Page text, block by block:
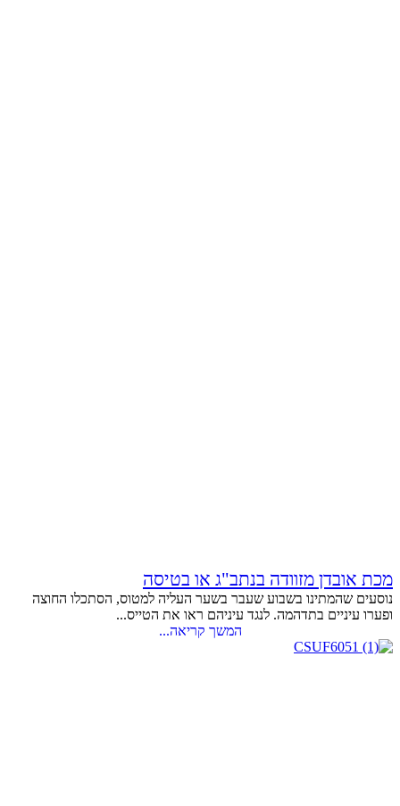
מכת אובדן מזוודה בנתב"ג או בטיסה
נוסעים שהמתינו בשבוע שעבר בשער העליה למטוס, הסתכלו החוצה
ופערו עיניים בתדהמה. לנגד עיניהם ראו את הטייס...
המשך קריאה...